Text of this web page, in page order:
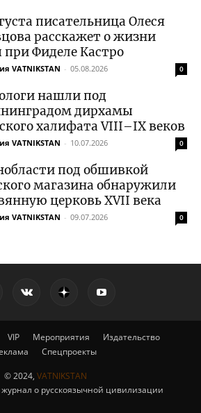
писательница Олеся
расскажет о жизни
при Фиделе Кастро
VATNIKSTAN - 05.08.2026 0
нашли под
дирхамы
халифата VIII–IX веков
VATNIKSTAN - 10.07.2026 0
под обшивкой
магазина обнаружили
церковь XVII века
VATNIKSTAN - 09.07.2026 0
VIP Мероприятия
Издательство
Спецпроекты
© 2024, VATNIKSTAN
о русскоязычной цивилизации